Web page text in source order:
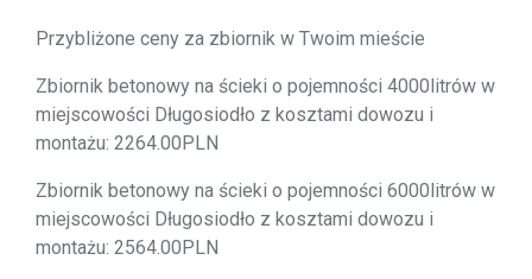
Przybliżone ceny za zbiornik w Twoim mieście
Zbiornik betonowy na ścieki o pojemności 4000litrów w
miejscowości Długosiodło z kosztami dowozu i
montażu: 2264.00PLN
Zbiornik betonowy na ścieki o pojemności 6000litrów w
miejscowości Długosiodło z kosztami dowozu i
montażu: 2564.00PLN